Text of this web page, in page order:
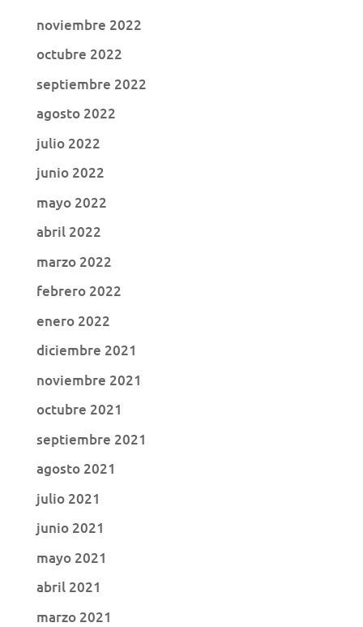
noviembre 2022
octubre 2022
septiembre 2022
agosto 2022
julio 2022
junio 2022
mayo 2022
abril 2022
marzo 2022
febrero 2022
enero 2022
diciembre 2021
noviembre 2021
octubre 2021
septiembre 2021
agosto 2021
julio 2021
junio 2021
mayo 2021
abril 2021
marzo 2021